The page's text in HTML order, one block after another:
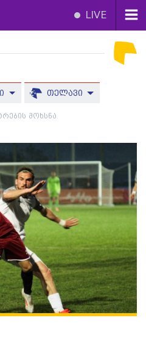
LIVE
თელავი
მოხსნა